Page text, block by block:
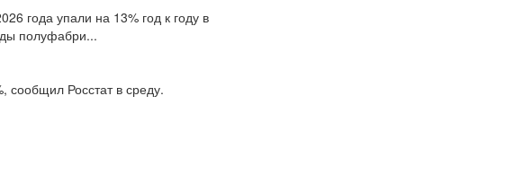
года упали на 13% год к году в
полуфабри...
Росстат в среду.